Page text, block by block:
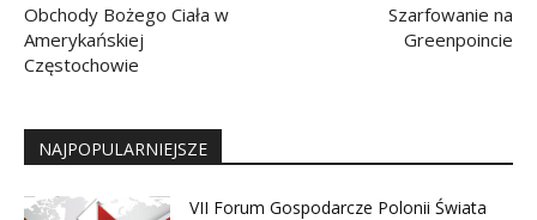
Obchody Bożego Ciała w
Amerykańskiej
Częstochowie
Szarfowanie na
Greenpoincie
NAJPOPULARNIEJSZE
VII Forum Gospodarcze Polonii Świata